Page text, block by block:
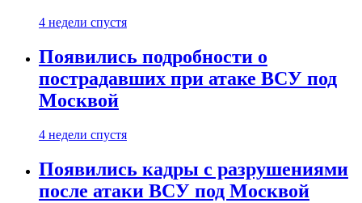
4 недели спустя
Появились подробности о
пострадавших при атаке ВСУ под
Москвой
4 недели спустя
Появились кадры с разрушениями
после атаки ВСУ под Москвой